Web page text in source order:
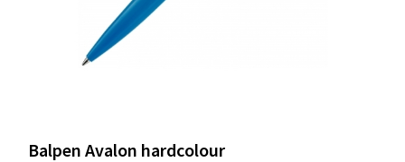
Balpen Avalon hardcolour